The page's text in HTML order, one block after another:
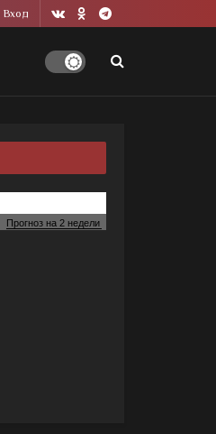
Вход